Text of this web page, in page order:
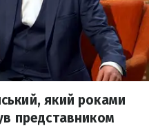
який роками
представником